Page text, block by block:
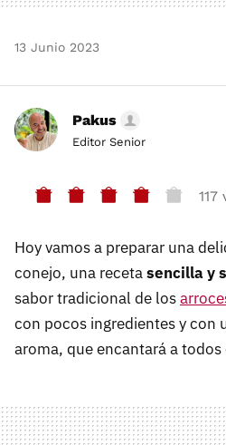
13 Junio 2023
Pakus
Editor Senior
Hoy vamos a preparar una
conejo, una recetasencilla y
sabor tradicional de los
con pocos ingredientes y con
aroma, que encantará a todos